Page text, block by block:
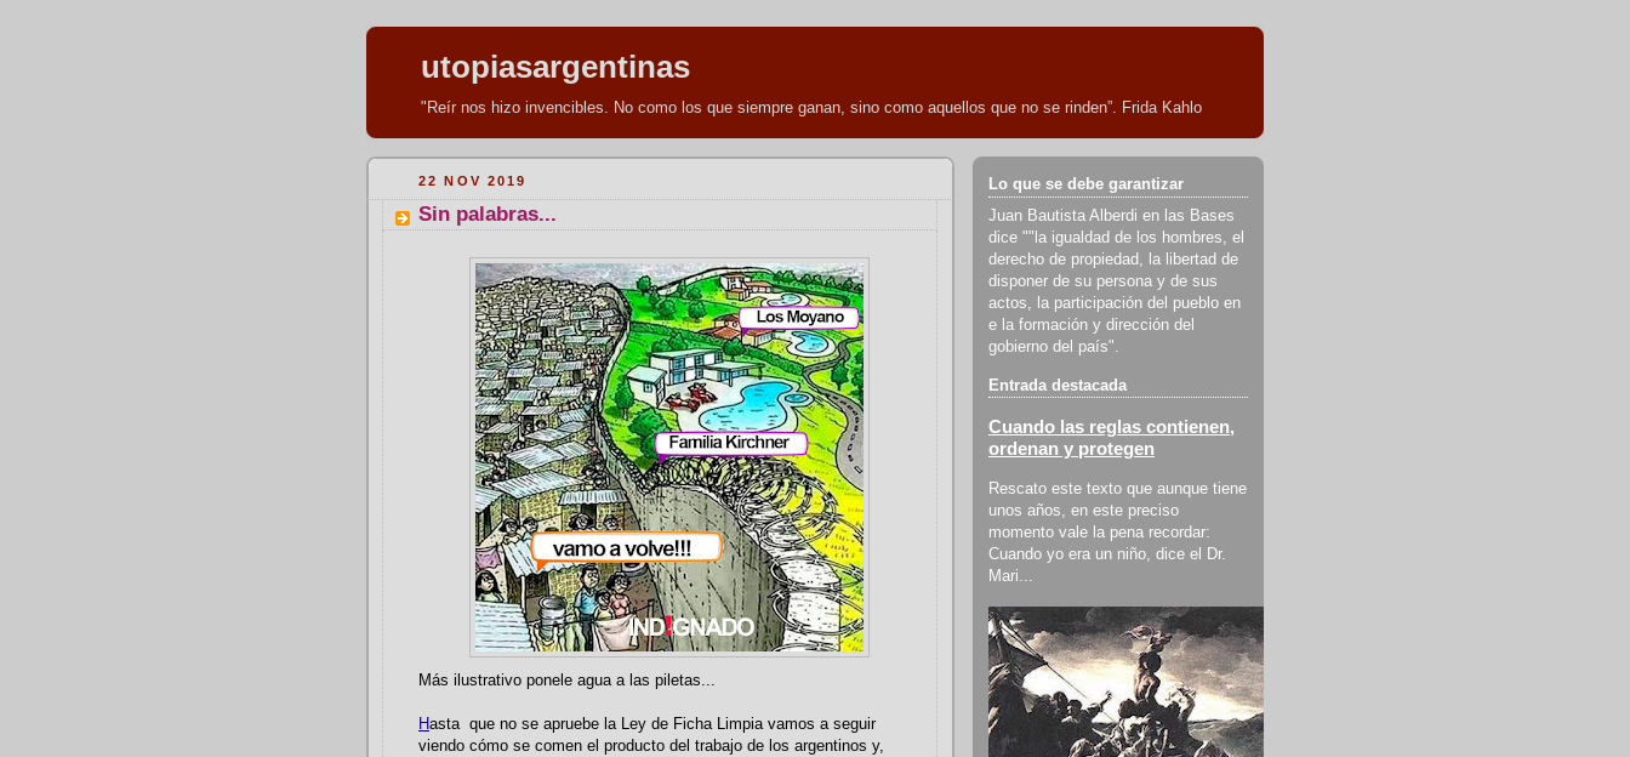
utopiasargentinas
"Reír nos hizo invencibles. No como los que siempre ganan, sino como aquellos que no se rinden”. Frida Kahlo
22 NOV 2019
Sin palabras...
Más ilustrativo ponele agua a las piletas...
Hasta que no se apruebe la Ley de Ficha Limpia vamos a seguir
viendo cómo se comen el producto del trabajo de los argentinos y,
Lo que se debe garantizar
Juan Bautista Alberdi en las Bases
dice ""la igualdad de los hombres, el
derecho de propiedad, la libertad de
disponer de su persona y de sus
actos, la participación del pueblo en
e la formación y dirección del
gobierno del país".
Entrada destacada
Cuando las reglas contienen,
ordenan y protegen
Rescato este texto que aunque tiene
unos años, en este preciso
momento vale la pena recordar:
Cuando yo era un niño, dice el Dr.
Mari...